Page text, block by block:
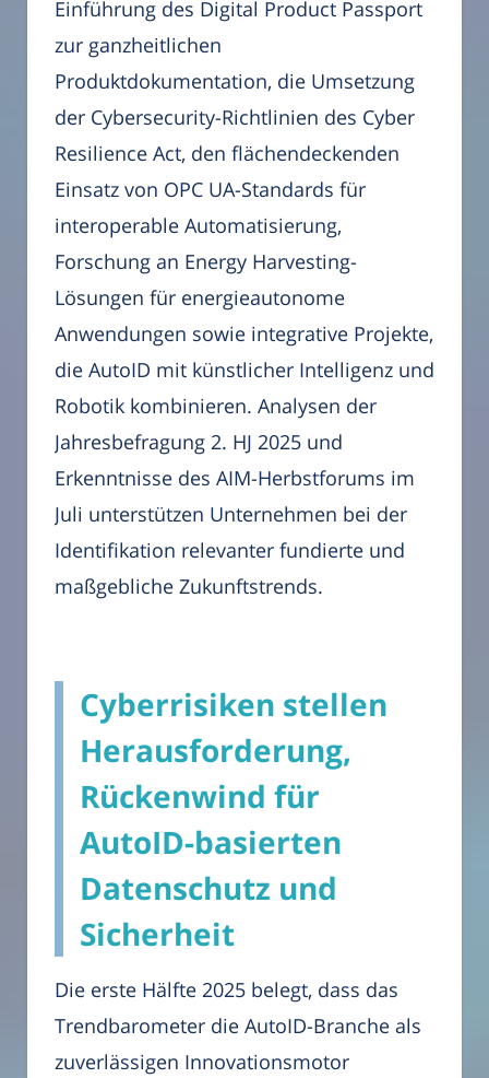
Einführung des Digital Product Passport
zur ganzheitlichen
Produktdokumentation, die Umsetzung
der Cybersecurity-Richtlinien des Cyber
Resilience Act, den flächendeckenden
Einsatz von OPC UA-Standards für
interoperable Automatisierung,
Forschung an Energy Harvesting-
Lösungen für energieautonome
Anwendungen sowie integrative Projekte,
die AutoID mit künstlicher Intelligenz und
Robotik kombinieren. Analysen der
Jahresbefragung 2. HJ 2025 und
Erkenntnisse des AIM-Herbstforums im
Juli unterstützen Unternehmen bei der
Identifikation relevanter fundierte und
maßgebliche Zukunftstrends.
Cyberrisiken stellen
Herausforderung,
Rückenwind für
AutoID-basierten
Datenschutz und
Sicherheit
Die erste Hälfte 2025 belegt, dass das
Trendbarometer die AutoID-Branche als
zuverlässigen Innovationsmotor